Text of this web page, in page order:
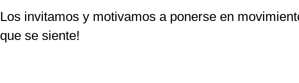
Los invitamos y motivamos a ponerse en
que se siente!